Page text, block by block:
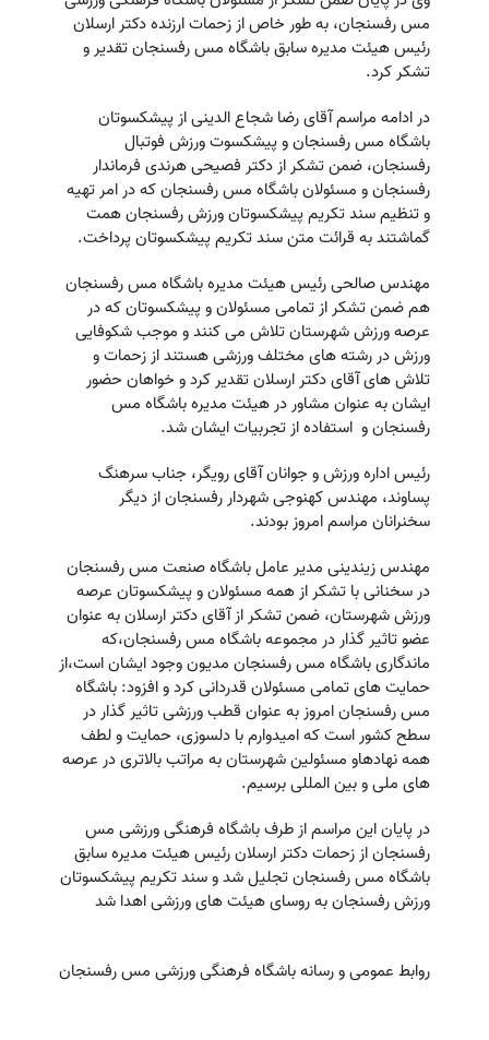
مس رفسنجان، به طور خاص از زحمات ارزنده دکتر ارسلان
رئیس هیئت مدیره سابق باشگاه مس رفسنجان تقدیر و
تشکر کرد.
در ادامه مراسم آقای رضا شجاع الدینی از پیشکسوتان
باشگاه مس رفسنجان و پیشکسوت ورزش فوتبال
رفسنجان، ضمن تشکر از دکتر فصیحی هرندی فرماندار
رفسنجان و مسئولان باشگاه مس رفسنجان که در امر تهیه
و تنظیم سند تکریم پیشکسوتان ورزش رفسنجان همت
گماشتند به قرائت متن سند تکریم پیشکسوتان پرداخت.
مهندس صالحی رئیس هیئت مدیره باشگاه مس رفسنجان
هم ضمن تشکر از تمامی مسئولان و پیشکسوتان که در
عرصه ورزش شهرستان تلاش می کنند و موجب شکوفایی
ورزش در رشته های مختلف ورزشی هستند از زحمات و
تلاش های آقای دکتر ارسلان تقدیر کرد و خواهان حضور
ایشان به عنوان مشاور در هیئت مدیره باشگاه مس
رفسنجان و استفاده از تجربیات ایشان شد.
رئیس اداره ورزش و جوانان آقای رویگر، جناب سرهنگ
پساوند، مهندس کهنوجی شهردار رفسنجان از دیگر
سخنرانان مراسم امروز بودند.
مهندس زیندینی مدیر عامل باشگاه صنعت مس رفسنجان
در سخنانی با تشکر از همه مسئولان و پیشکسوتان عرصه
ورزش شهرستان، ضمن تشکر از آقای دکتر ارسلان به عنوان
عضو تاثیر گذار در مجموعه باشگاه مس رفسنجان،که
ماندگاری باشگاه مس رفسنجان مدیون وجود ایشان است،از
حمایت های تمامی مسئولان قدردانی کرد و افزود: باشگاه
مس رفسنجان امروز به عنوان قطب ورزشی تاثیر گذار در
سطح کشور است که امیدوارم با دلسوزی، حمایت و لطف
همه نهادهاو مسئولین شهرستان به مراتب بالاتری در عرصه
های ملی و بین المللی برسیم.
در پایان این مراسم از طرف باشگاه فرهنگی ورزشی مس
رفسنجان از زحمات دکتر ارسلان رئیس هیئت مدیره سابق
باشگاه مس رفسنجان تجلیل شد و سند تکریم پیشکسوتان
ورزش رفسنجان به روسای هیئت های ورزشی اهدا شد
روابط عمومی و رسانه باشگاه فرهنگی ورزشی مس رفسنجان